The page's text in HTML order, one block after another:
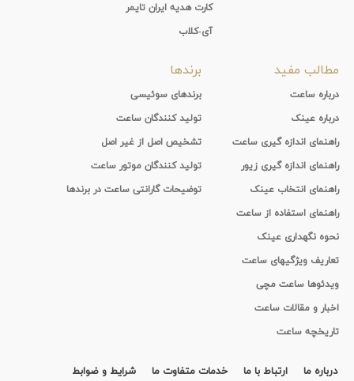
کارت هدیه ایران تایمر
آی-کلاب
مطالب مفید
درباره ساعت
درباره عینک
راهنمای اندازه گیری ساعت
راهنمای اندازه گیری زیور
راهنمای انتخاب عینک
راهنمای استفاده از ساعت
نحوه نگهداری عینک
تعاریف ویژگیهای ساعت
ویدئوها ساعت مچی
اخبار و مقالات ساعت
تاریخچه ساعت
برندها
برندهای سوئیسی
تولید کنندگان ساعت
تشخیص اصل از غیر اصل
تولید کنندگان موتور ساعت
توضیحات گارانتی ساعت در برندها
درباره ما ارتباط با ما خدمات متفاوت ما شرایط و ضوابط